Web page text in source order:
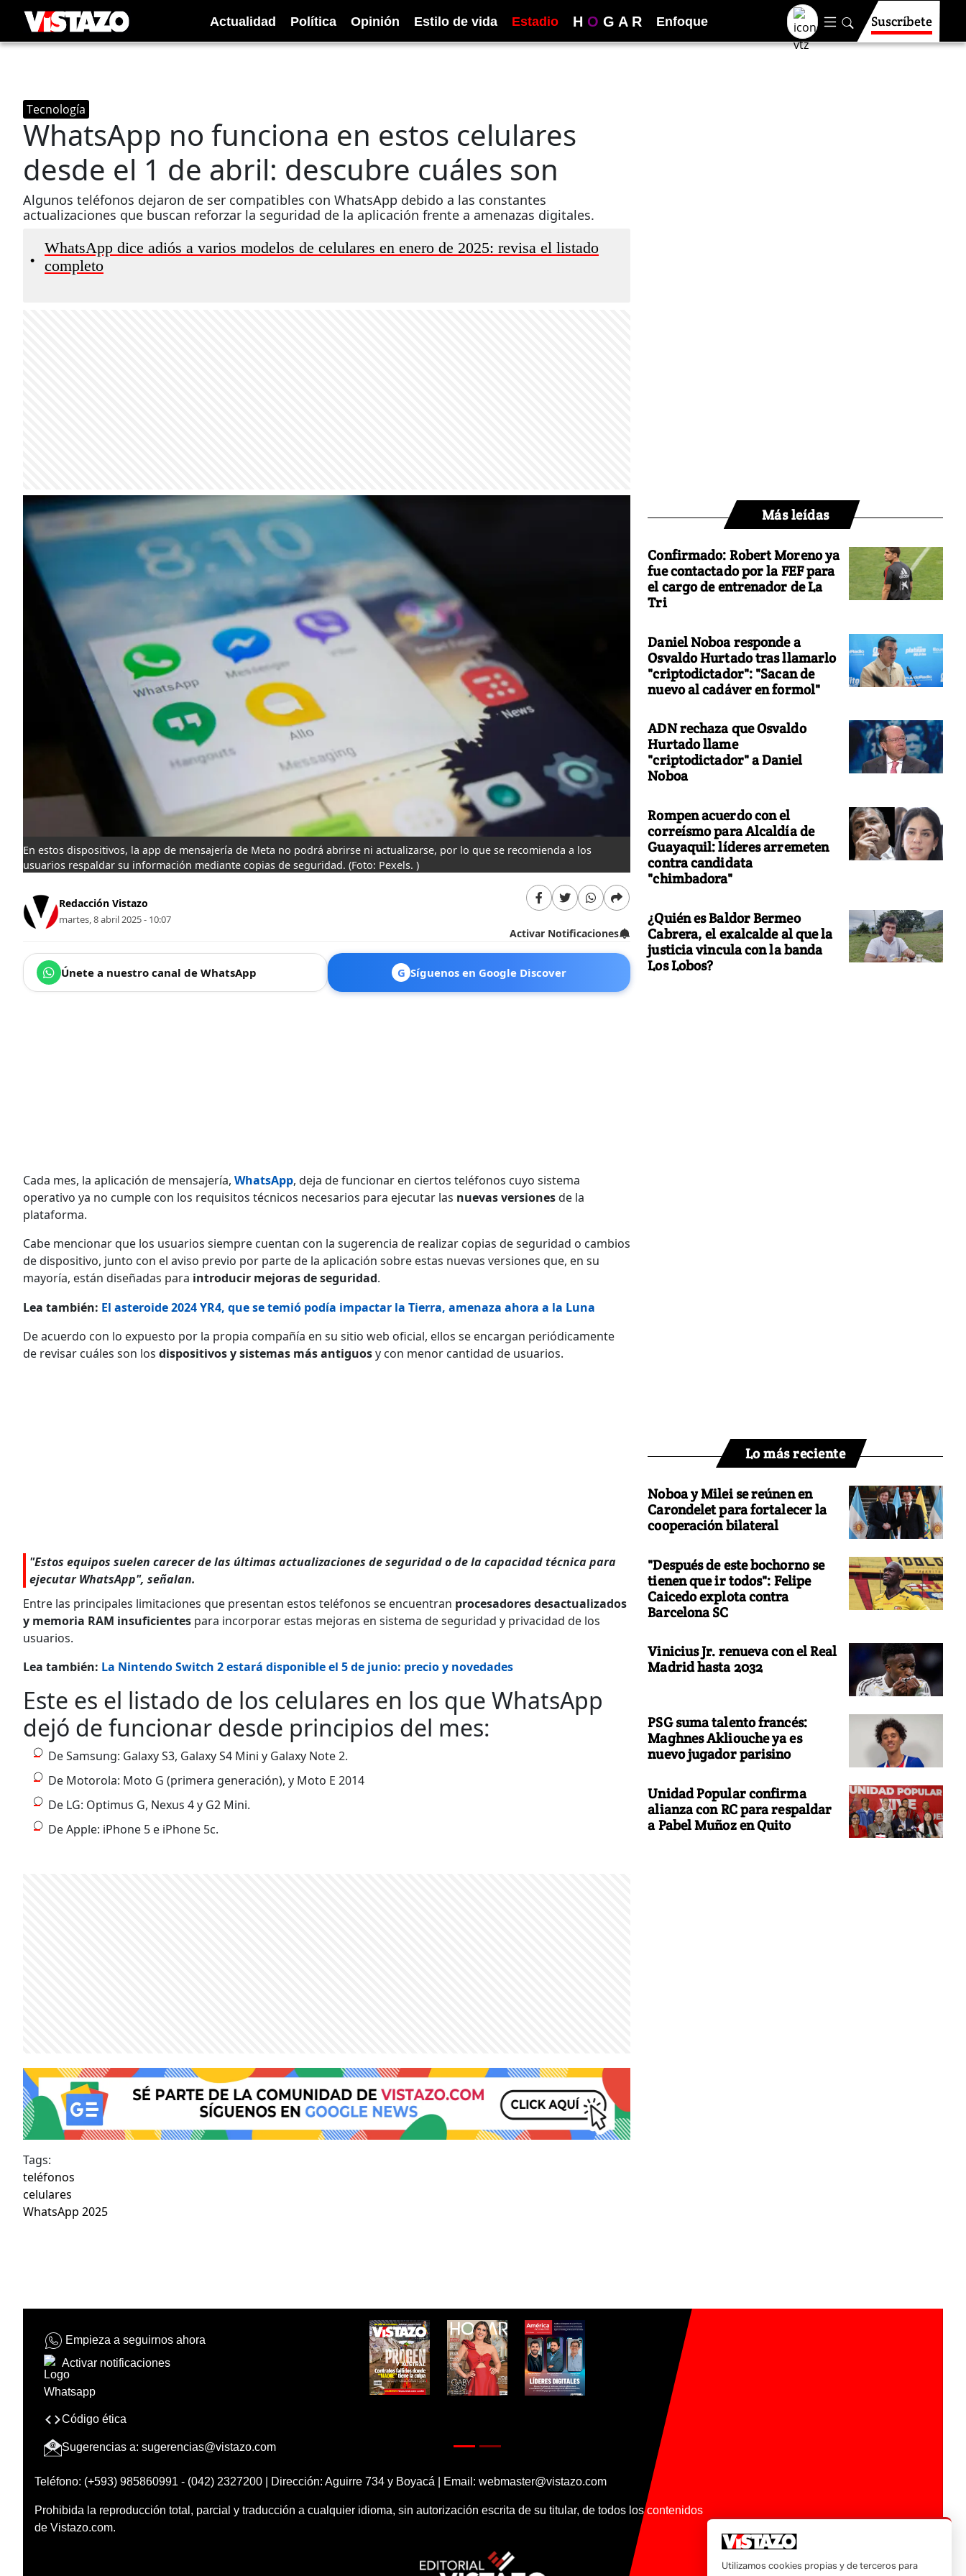
Actualidad Política Opinión Estilo de vida Estadio H O G A R Enfoque Suscríbete
Tecnología
WhatsApp no funciona en estos celulares
desde el 1 de abril: descubre cuáles son
Algunos teléfonos dejaron de ser compatibles con WhatsApp debido a las constantes
actualizaciones que buscan reforzar la seguridad de la aplicación frente a amenazas digitales.
•
WhatsApp dice adiós a varios modelos de celulares en enero de 2025: revisa el listado
completo
En estos dispositivos, la app de mensajería de Meta no podrá abrirse ni actualizarse, por lo que se recomienda a los
usuarios respaldar su información mediante copias de seguridad. (Foto: Pexels. )
Redacción Vistazo
martes, 8 abril 2025 - 10:07
Activar Notificaciones
Únete a nuestro canal de WhatsApp G Síguenos en Google Discover
Cada mes, la aplicación de mensajería, WhatsApp, deja de funcionar en ciertos teléfonos cuyo sistema
operativo ya no cumple con los requisitos técnicos necesarios para ejecutar las nuevas versionesde la
plataforma.
Cabe mencionar que los usuarios siempre cuentan con la sugerencia de realizar copias de seguridad o cambios
de dispositivo, junto con el aviso previo por parte de la aplicación sobre estas nuevas versiones que, en su
mayoría, están diseñadas para introducir mejoras de seguridad.
Lea también: El asteroide 2024 YR4, que se temió podía impactar la Tierra, amenaza ahora a la Luna
De acuerdo con lo expuesto por la propia compañía en su sitio web oficial, ellos se encargan periódicamente
de revisar cuáles son los dispositivos y sistemas más antiguosy con menor cantidad de usuarios.
"Estos equipos suelen carecer de las últimas actualizaciones de seguridad o de la capacidad técnica para
ejecutar WhatsApp", señalan.
Entre las principales limitaciones que presentan estos teléfonos se encuentran procesadores desactualizados
y memoria RAM insuficientes para incorporar estas mejoras en sistema de seguridad y privacidad de los
usuarios.
Lea también: La Nintendo Switch 2 estará disponible el 5 de junio: precio y novedades
Este es el listado de los celulares en los que WhatsApp
dejó de funcionar desde principios del mes:
De Samsung: Galaxy S3, Galaxy S4 Mini y Galaxy Note 2.
De Motorola: Moto G (primera generación), y Moto E 2014
De LG: Optimus G, Nexus 4 y G2 Mini.
De Apple: iPhone 5 e iPhone 5c.
Tags:
teléfonos
celulares
WhatsApp 2025
Más leídas
Confirmado: Robert Moreno ya
fue contactado por la FEF para
el cargo de entrenador de La
Tri
Daniel Noboa responde a
Osvaldo Hurtado tras llamarlo
"criptodictador": "Sacan de
nuevo al cadáver en formol"
ADN rechaza que Osvaldo
Hurtado llame
"criptodictador" a Daniel
Noboa
Rompen acuerdo con el
correísmo para Alcaldía de
Guayaquil: líderes arremeten
contra candidata
"chimbadora"
¿Quién es Baldor Bermeo
Cabrera, el exalcalde al que la
justicia vincula con la banda
Los Lobos?
Lo más reciente
Noboa y Milei se reúnen en
Carondelet para fortalecer la
cooperación bilateral
"Después de este bochorno se
tienen que ir todos": Felipe
Caicedo explota contra
Barcelona SC
Vinicius Jr. renueva con el Real
Madrid hasta 2032
PSG suma talento francés:
Maghnes Akliouche ya es
nuevo jugador parisino
Unidad Popular confirma
alianza con RC para respaldar
a Pabel Muñoz en Quito
Empieza a seguirnos ahora
Activar notificaciones
Código ética
Sugerencias a: sugerencias@vistazo.com
Teléfono: (+593) 985860991 - (042) 2327200 | Dirección: Aguirre 734 y Boyacá | Email: webmaster@vistazo.com
Prohibida la reproducción total, parcial y traducción a cualquier idioma, sin autorización escrita de su titular, de todos los contenidos
de Vistazo.com.
Utilizamos cookies propias y de terceros para